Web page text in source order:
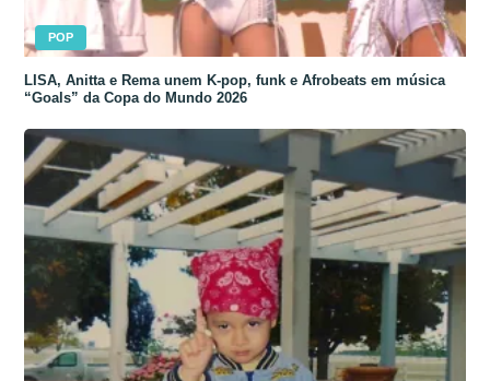
POP
LISA, Anitta e Rema unem K-pop, funk e Afrobeats em música
“Goals” da Copa do Mundo 2026